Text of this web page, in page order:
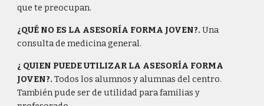
que te preocupan.
¿QUÉ NO ES LA ASESORÍA FORMA JOVEN?.Una
consulta de medicina general.
¿ QUIEN PUEDE UTILIZAR LA ASESORÍA FORMA
JOVEN?.Todos los alumnos y alumnas del centro.
También pude ser de utilidad para familias y